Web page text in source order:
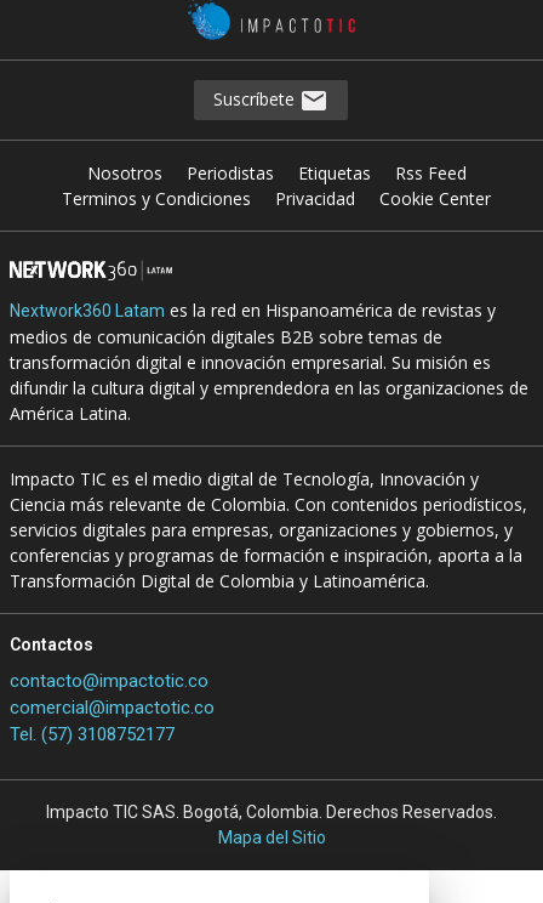
Suscríbete
Nosotros Periodistas Etiquetas
Rss Feed
Terminos y Condiciones
Privacidad Cookie Center
Nextwork360 Latam es la red en Hispanoamérica de revistas y
medios de comunicación digitales B2B sobre temas de
transformación digital e innovación empresarial. Su misión es
difundir la cultura digital y emprendedora en las organizaciones de
América Latina.
Impacto TIC es el medio digital de Tecnología, Innovación y
Ciencia más relevante de Colombia. Con contenidos periodísticos,
servicios digitales para empresas, organizaciones y gobiernos, y
conferencias y programas de formación e inspiración, aporta a la
Transformación Digital de Colombia y Latinoamérica.
Contactos
contacto@impactotic.co
comercial@impactotic.co
Tel. (57) 3108752177
Impacto TIC SAS. Bogotá, Colombia. Derechos Reservados.
Mapa del Sitio